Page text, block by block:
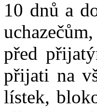
10 dnů a
před
přijati na
lístek,